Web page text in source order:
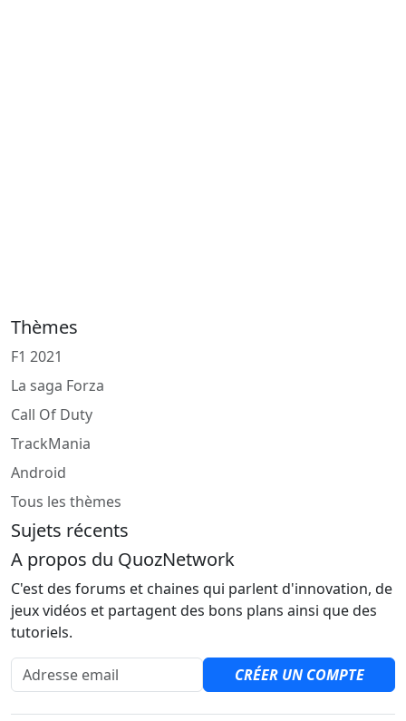
Thèmes
F1 2021
La saga Forza
Call Of Duty
TrackMania
Android
Tous les thèmes
Sujets récents
A propos du QuozNetwork
C'est des forums et chaines qui parlent d'innovation, de
jeux vidéos et partagent des bons plans ainsi que des
tutoriels.
Adresse email
CRÉER UN COMPTE